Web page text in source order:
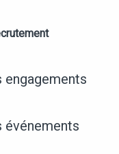
engagements
événements